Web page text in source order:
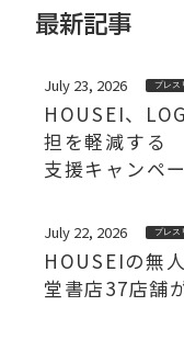
最新記事
July 23, 2026 プレス
HOUSEI、
担を軽減する
支援キャンペ
July 22, 2026 プレス
HOUSEIの無
堂書店37店舗